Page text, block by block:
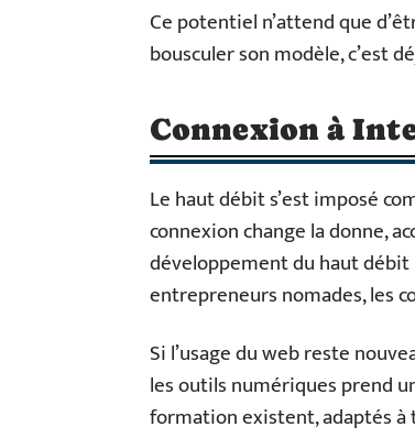
Ce potentiel n’attend que
bousculer son modèle, c’est
Connexion à
Le haut débit s’est imposé
connexion change la donne,
développement du haut débit
entrepreneurs nomades, les
Si l’usage du web reste
les outils numériques prend
formation existent, adaptés à